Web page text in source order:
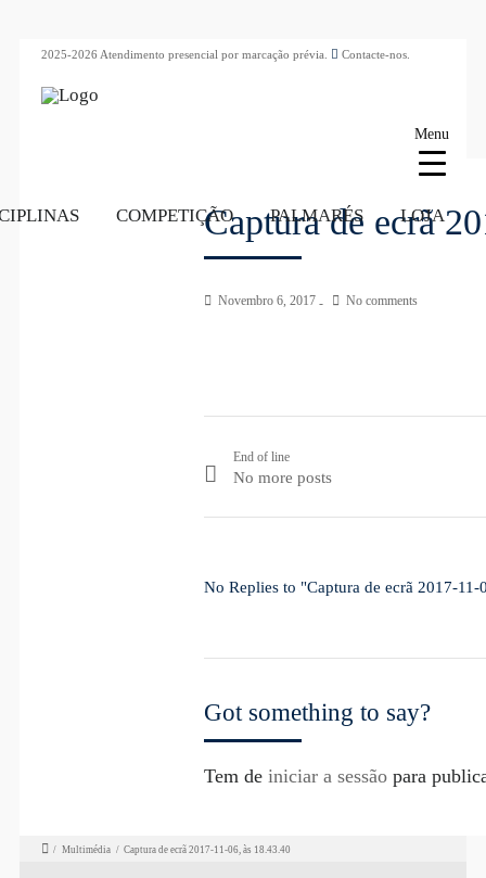
2025-2026 Atendimento presencial por marcação prévia. Contacte-nos.
COMPETIÇÃO PALMARÉS LOJA
Captura de ecrã
Novembro 6, 2017 No comments
End of line
No more posts
No Replies to "Captura de ecrã 2017-11-
Got something to say?
Tem de iniciar a sessãopara
/ Multimédia / Captura de ecrã 2017-11-06, às 18.43.40
Menu